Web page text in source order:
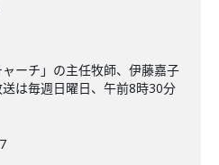
ャーチ」の主任牧師、伊藤嘉子
は毎週日曜日、午前8時30分